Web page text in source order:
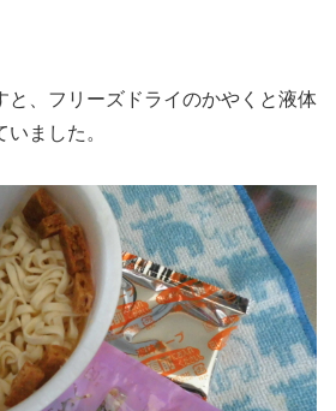
と、フリーズドライのかやくと液体
ました。